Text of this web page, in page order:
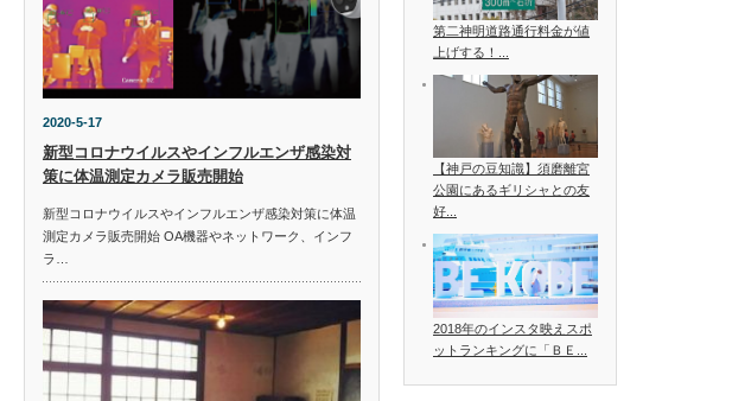
2020-5-17
新型コロナウイルスやインフルエンザ感染対
策に体温測定カメラ販売開始
新型コロナウイルスやインフルエンザ感染対策に体温
測定カメラ販売開始 OA機器やネットワーク、インフ
ラ…
第二神明道路通行料金が値
上げする！...
【神戸の豆知識】須磨離宮
公園にあるギリシャとの友
好...
2018年のインスタ映えスポ
ットランキングに「ＢＥ...